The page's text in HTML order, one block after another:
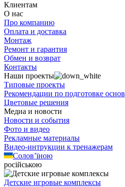
Клиентам
О нас
Про компанию
Оплата и доставка
Монтаж
Ремонт и гарантия
Обмен и возврат
Контакты
Наши проекты
Типовые проекты
Рекомендации по подготовке основ
Цветовые решения
Медиа и новости
Новости и события
Фото и видео
Рекламные материалы
Видео-интрукции к тренажерам
Солов’їною
російською
Детские игровые комплексы